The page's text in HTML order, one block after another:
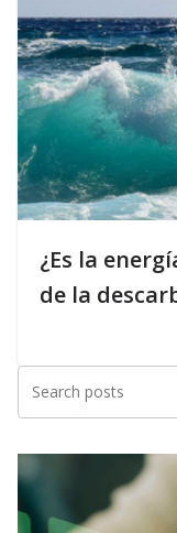
¿Es la
de la